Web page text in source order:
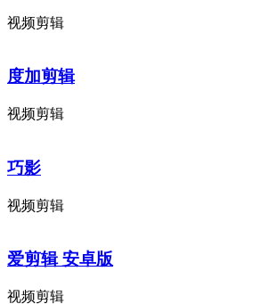
视频剪辑
度加剪辑
视频剪辑
巧影
视频剪辑
爱剪辑 安卓版
视频剪辑